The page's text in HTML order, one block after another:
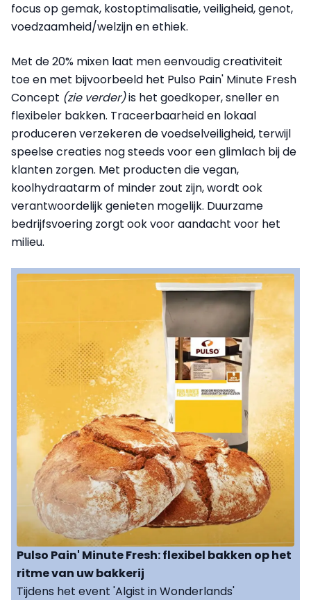
focus op gemak, kostoptimalisatie, veiligheid, genot,
voedzaamheid/welzijn en ethiek.
Met de 20% mixen laat men eenvoudig creativiteit
toe en met bijvoorbeeld het Pulso Pain' Minute Fresh
Concept (zie verder)is het goedkoper, sneller en
flexibeler bakken. Traceerbaarheid en lokaal
produceren verzekeren de voedselveiligheid, terwijl
speelse creaties nog steeds voor een glimlach bij de
klanten zorgen. Met producten die vegan,
koolhydraatarm of minder zout zijn, wordt ook
verantwoordelijk genieten mogelijk. Duurzame
bedrijfsvoering zorgt ook voor aandacht voor het
milieu.
Pulso Pain' Minute Fresh: flexibel bakken op het
ritme van uw bakkerij
Tijdens het event 'Algist in Wonderlands'